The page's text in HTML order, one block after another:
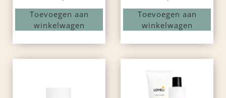
Toevoegen aan
winkelwagen
Toevoegen aan
winkelwagen